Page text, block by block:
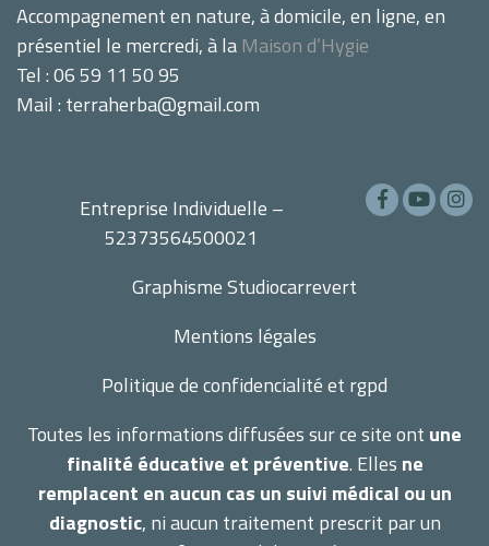
Accompagnement en nature, à domicile, en ligne, en
présentiel le mercredi, à la Maison d’Hygie
Tel : 06 59 11 50 95
Mail : terraherba@gmail.com
Entreprise Individuelle –
52373564500021
GraphismeStudiocarrevert
Mentions légales
Politique de confidencialité et rgpd
Toutes les informations diffusées sur ce site ont une
finalité éducative et préventive. Elles ne
remplacent en aucun cas un suivi médical ou un
diagnostic, ni aucun traitement prescrit par un